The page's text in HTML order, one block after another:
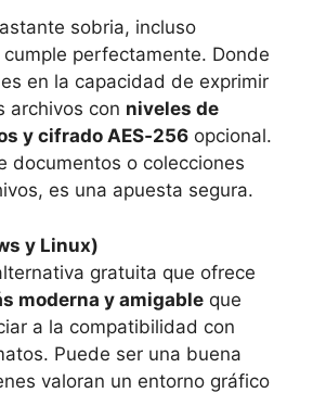
sobria, incluso
perfectamente. Donde
en la capacidad de exprimir
archivos con niveles de
y cifrado AES‑256 opcional.
documentos o colecciones
es una apuesta segura.
y Linux)
gratuita que ofrece
moderna y amigable que
a la compatibilidad con
Puede ser una buena
valoran un entorno gráfico